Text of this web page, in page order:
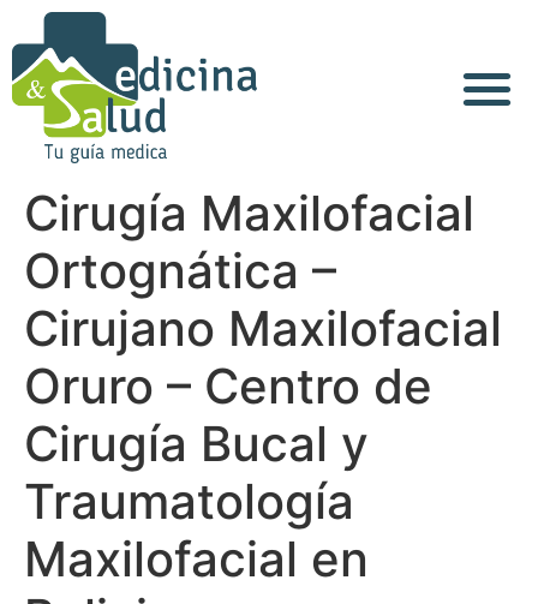
Cirugía Maxilofacial
Ortognática –
Cirujano Maxilofacial
Oruro – Centro de
Cirugía Bucal y
Traumatología
Maxilofacial en